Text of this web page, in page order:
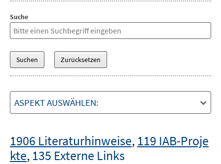
Suche
ASPEKT AUSWÄHLEN:
1906 Literaturhinweise, 119 IAB-Proje
kte, 135 Externe Links